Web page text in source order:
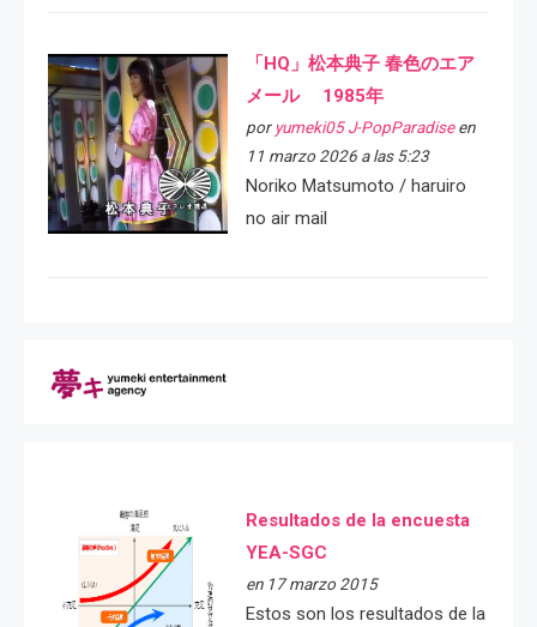
「HQ」松本典子 春色のエア
メール 1985年
por yumeki05 J-PopParadiseen
11 marzo 2026 a las 5:23
Noriko Matsumoto / haruiro
no air mail
Resultados de la encuesta
YEA-SGC
en 17 marzo 2015
Estos son los resultados de la